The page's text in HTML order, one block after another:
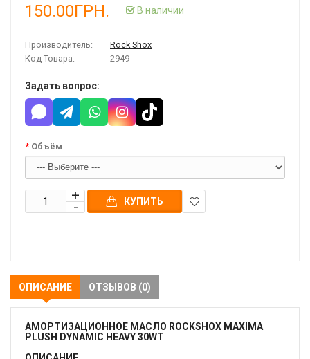
150.00ГРН. В наличии
Производитель:
Rock Shox
Код Товара:
2949
Задать вопрос:
Объём
КУПИТЬ
ОПИСАНИЕ ОТЗЫВОВ (0)
АМОРТИЗАЦИОННОЕ МАСЛО ROCKSHOX MAXIMA
PLUSH DYNAMIC HEAVY 30WT